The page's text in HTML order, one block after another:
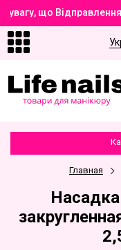
що
Главная